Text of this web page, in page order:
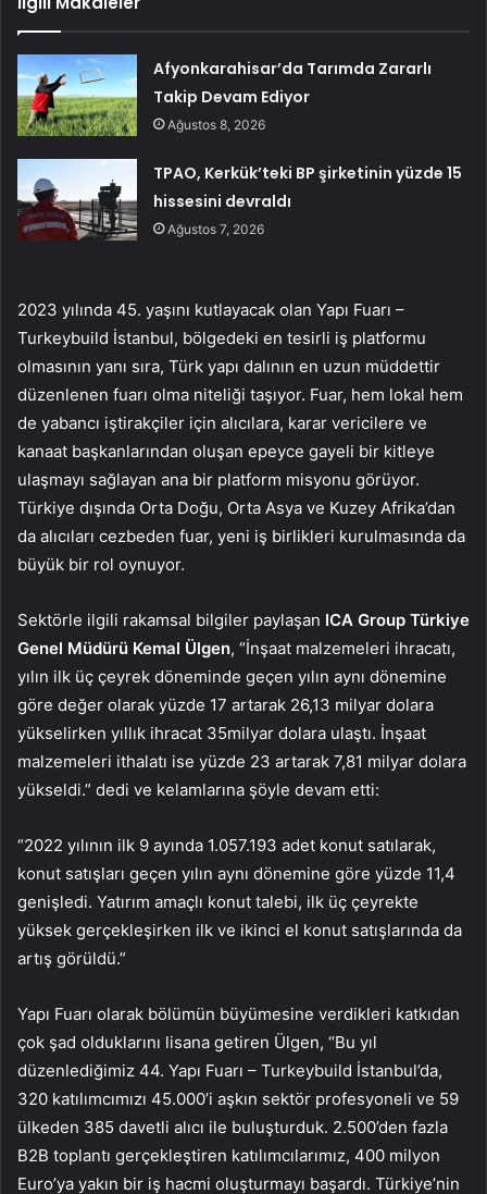
Afyonkarahisar’da Tarımda Zararlı
Takip Devam Ediyor
Ağustos 8, 2026
TPAO, Kerkük’teki BP şirketinin yüzde 15
hissesini devraldı
Ağustos 7, 2026
2023 yılında 45. yaşını kutlayacak olan Yapı Fuarı –
Turkeybuild İstanbul, bölgedeki en tesirli iş platformu
olmasının yanı sıra, Türk yapı dalının en uzun müddettir
düzenlenen fuarı olma niteliği taşıyor. Fuar, hem lokal hem
de yabancı iştirakçiler için alıcılara, karar vericilere ve
kanaat başkanlarından oluşan epeyce gayeli bir kitleye
ulaşmayı sağlayan ana bir platform misyonu görüyor.
Türkiye dışında Orta Doğu, Orta Asya ve Kuzey Afrika’dan
da alıcıları cezbeden fuar, yeni iş birlikleri kurulmasında da
büyük bir rol oynuyor.
Sektörle ilgili rakamsal bilgiler paylaşan ICA Group Türkiye
Genel Müdürü Kemal Ülgen, “İnşaat malzemeleri ihracatı,
yılın ilk üç çeyrek döneminde geçen yılın aynı dönemine
göre değer olarak yüzde 17 artarak 26,13 milyar dolara
yükselirken yıllık ihracat 35milyar dolara ulaştı. İnşaat
malzemeleri ithalatı ise yüzde 23 artarak 7,81 milyar dolara
yükseldi.” dedi ve kelamlarına şöyle devam etti:
“2022 yılının ilk 9 ayında 1.057.193 adet konut satılarak,
konut satışları geçen yılın aynı dönemine göre yüzde 11,4
genişledi. Yatırım amaçlı konut talebi, ilk üç çeyrekte
yüksek gerçekleşirken ilk ve ikinci el konut satışlarında da
artış görüldü.”
Yapı Fuarı olarak bölümün büyümesine verdikleri katkıdan
çok şad olduklarını lisana getiren Ülgen, “Bu yıl
düzenlediğimiz 44. Yapı Fuarı – Turkeybuild İstanbul’da,
320 katılımcımızı 45.000’i aşkın sektör profesyoneli ve 59
ülkeden 385 davetli alıcı ile buluşturduk. 2.500’den fazla
B2B toplantı gerçekleştiren katılımcılarımız, 400 milyon
Euro’ya yakın bir iş hacmi oluşturmayı başardı. Türkiye’nin